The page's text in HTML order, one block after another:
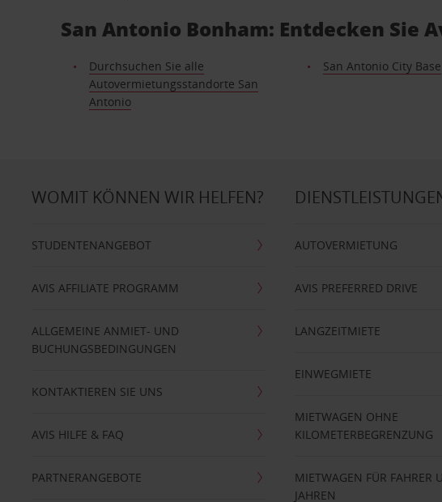
San Antonio Bonham: Entdecken Sie
Durchsuchen Sie alle
Autovermietungsstandorte San
Antonio
San Antonio City Base
WOMIT KÖNNEN WIR HELFEN?
STUDENTENANGEBOT
AVIS AFFILIATE PROGRAMM
ALLGEMEINE ANMIET- UND
BUCHUNGSBEDINGUNGEN
KONTAKTIEREN SIE UNS
AVIS HILFE & FAQ
PARTNERANGEBOTE
AUTOVERMIETUNG
AVIS PREFERRED DRIVE
LANGZEITMIETE
EINWEGMIETE
MIETWAGEN OHNE
KILOMETERBEGRENZUNG
MIETWAGEN FÜR FAHRER
JAHREN